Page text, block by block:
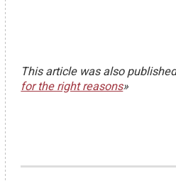
This article was also
for the right reasons»